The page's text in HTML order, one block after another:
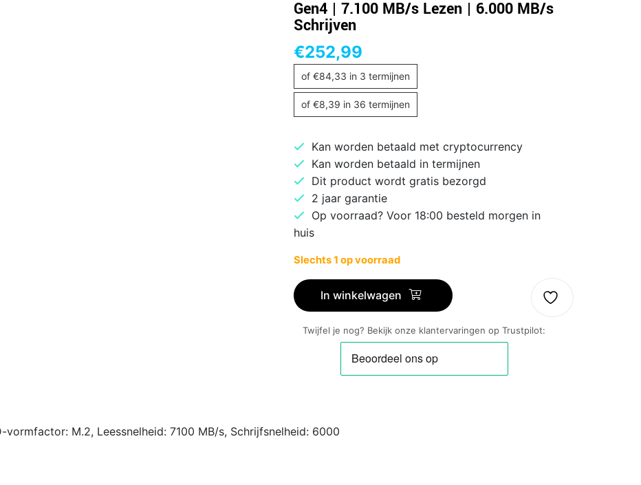
Gen4 | 7.100 MB/s Lezen | 6.000 MB/s
Schrijven
€252,99
of €84,33 in 3 termijnen
of €8,39 in 36 termijnen
Kan worden betaald met cryptocurrency
Kan worden betaald in termijnen
Dit product wordt gratis bezorgd
2 jaar garantie
Op voorraad? Voor 18:00 besteld morgen in
huis
Slechts 1 op voorraad
Crucial
P310
1TB
|
In winkelwagen
Twijfel je nog? Bekijk onze klantervaringen op Trustpilot:
vormfactor: M.2, Leessnelheid: 7100 MB/s, Schrijfsnelheid: 6000